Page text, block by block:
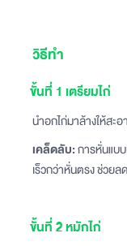
วิธีทำ
ขั้นที่ 1 เตรียมไก่
นำอกไก่มาล้างให้สะ
เคล็ดลับ:การหั่นแบบ
เร็วกว่าหั่นตรง ช่วยล
ขั้นที่ 2 หมักไก่